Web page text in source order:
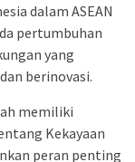
dalam ASEAN
pertumbuhan
yang
berinovasi.
memiliki
Kekayaan
peran penting